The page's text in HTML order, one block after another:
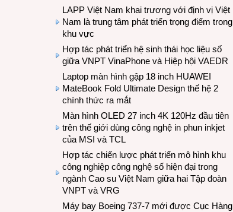
LAPP Việt Nam khai trương với định vị Việt
Nam là trung tâm phát triển trọng điểm trong
khu vực
Hợp tác phát triển hệ sinh thái học liệu số
giữa VNPT VinaPhone và Hiệp hội VAEDR
Laptop màn hình gập 18 inch HUAWEI
MateBook Fold Ultimate Design thế hệ 2
chính thức ra mắt
Màn hình OLED 27 inch 4K 120Hz đầu tiên
trên thế giới dùng công nghệ in phun inkjet
của MSI và TCL
Hợp tác chiến lược phát triển mô hình khu
công nghiệp công nghệ số hiện đại trong
ngành Cao su Việt Nam giữa hai Tập đoàn
VNPT và VRG
Máy bay Boeing 737-7 mới được Cục Hàng